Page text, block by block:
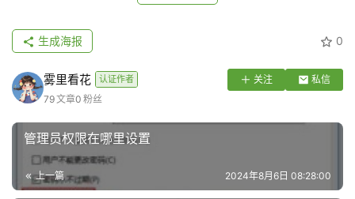
0
生成海报
雾里看花 认证作者 关注
私信
79文章0 粉丝
管理员权限在哪里设置
上一篇 2024年8月6日 08:28:00